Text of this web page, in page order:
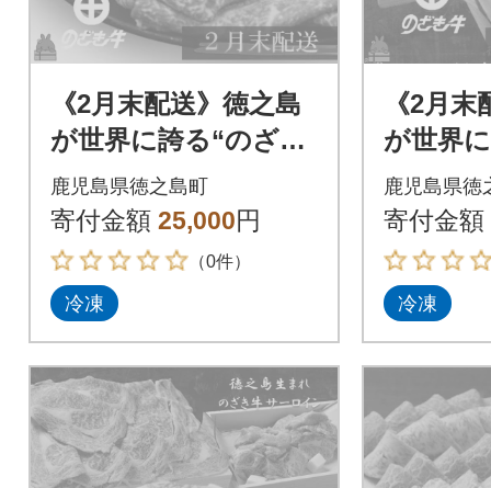
《2月末配送》徳之島
が世界に誇る“のざき
牛”モモすき焼きギフ
ト
鹿児島県徳之島町
寄付金額 25,000円
（0件）
冷凍
《2月
が世界
牛”ロー
フト
鹿児島県徳
寄付金額
冷凍